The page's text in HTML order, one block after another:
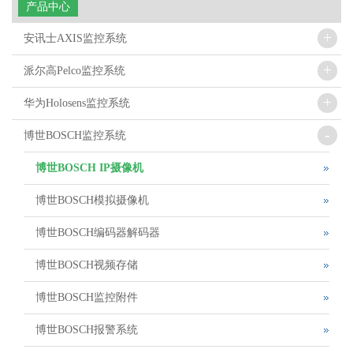
产品中心
安讯士AXIS监控系统 +
派尔高Pelco监控系统 +
华为Holosens监控系统 +
博世BOSCH监控系统 -
博世BOSCH IP摄像机
博世BOSCH模拟摄像机
博世BOSCH编码器解码器
博世BOSCH视频存储
博世BOSCH监控附件
博世BOSCH报警系统